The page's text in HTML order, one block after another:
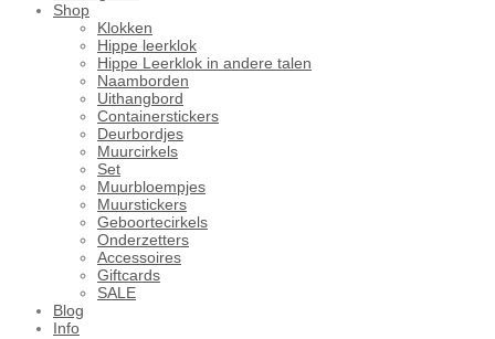
Shop
Klokken
Hippe leerklok
Hippe Leerklok in andere talen
Naamborden
Uithangbord
Containerstickers
Deurbordjes
Muurcirkels
Set
Muurbloempjes
Muurstickers
Geboortecirkels
Onderzetters
Accessoires
Giftcards
SALE
Blog
Info